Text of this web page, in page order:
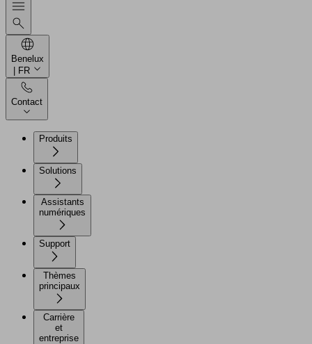
Benelux
| FR
Contact
Produits
Solutions
Assistants
numériques
Support
Thèmes
principaux
Carrière
et
entreprise